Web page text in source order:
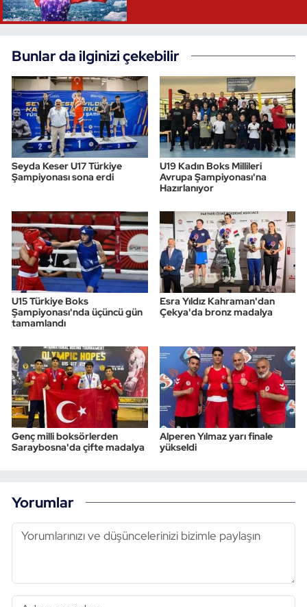
Bunlar da ilginizi çekebilir
Seyda Keser U17 Türkiye
Şampiyonası sona erdi
U19 Kadın Boks Millileri
Avrupa Şampiyonası'na
Hazırlanıyor
U15 Türkiye Boks
Şampiyonası'nda üçüncü gün
tamamlandı
Esra Yıldız Kahraman'dan
Çekya'da bronz madalya
Genç milli boksörlerden
Saraybosna'da çifte madalya
Alperen Yılmaz yarı finale
yükseldi
Yorumlar
Triatlon
Voleybol
Vücut Geliştirme Fitness
Wushu Kungfu
Yelken